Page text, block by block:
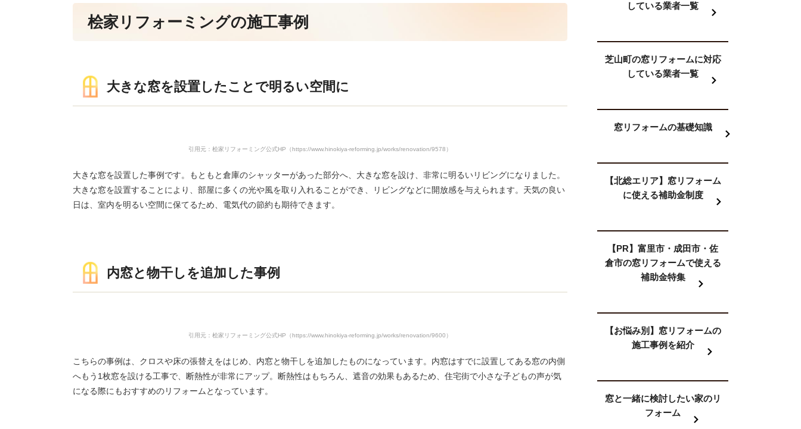
桧家リフォーミングの施工事例
大きな窓を設置したことで明るい空間に
引用元：桧家リフォーミング公式HP（https://www.hinokiya-reforming.jp/works/renovation/9578）
大きな窓を設置した事例です。もともと倉庫のシャッターがあった部分へ、大きな窓を設け、非常に明るいリビングになりました。
大きな窓を設置することにより、部屋に多くの光や風を取り入れることができ、リビングなどに開放感を与えられます。天気の良い
日は、室内を明るい空間に保てるため、電気代の節約も期待できます。
内窓と物干しを追加した事例
引用元：桧家リフォーミング公式HP（https://www.hinokiya-reforming.jp/works/renovation/9600）
こちらの事例は、クロスや床の張替えをはじめ、内窓と物干しを追加したものになっています。内窓はすでに設置してある窓の内側
へもう1枚窓を設ける工事で、断熱性が非常にアップ。断熱性はもちろん、遮音の効果もあるため、住宅街で小さな子どもの声が気
になる際にもおすすめのリフォームとなっています。
している業者一覧
芝山町の窓リフォームに対応
している業者一覧
窓リフォームの基礎知識
【北総エリア】窓リフォーム
に使える補助金制度
【PR】富里市・成田市・佐
倉市の窓リフォームで使える
補助金特集
【お悩み別】窓リフォームの
施工事例を紹介
窓と一緒に検討したい家のリ
フォーム